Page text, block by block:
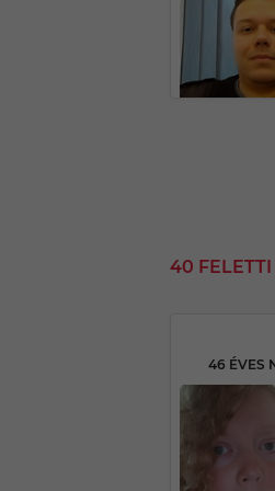
40 FELETTI
46 ÉVES